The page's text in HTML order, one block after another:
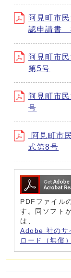
阿見町市
認申請書
阿見町市
第5号
阿見町市
号
阿見町市
式第8号
PDFファイル
す。同ソフト
は、
Adobe 社のサ
ロード（無償